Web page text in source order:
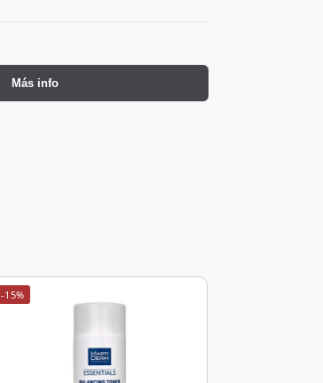
Más info
-15%